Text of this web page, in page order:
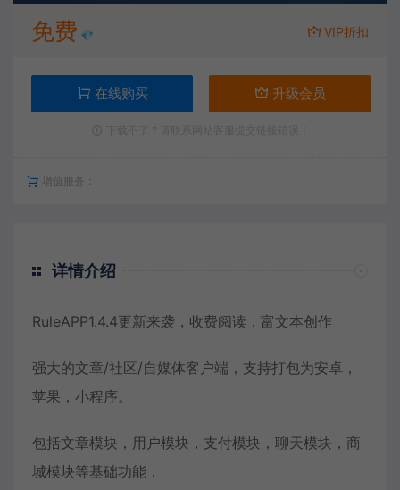
免费 💎 VIP折扣
在线购买 升级会员
增值服务：
详情介绍
RuleAPP1.4.4更新来袭，收费阅读，富文本创作
强大的文章/社区/自媒体客户端，支持打包为安卓，
苹果，小程序。
包括文章模块，用户模块，支付模块，聊天模块，商
城模块等基础功能，